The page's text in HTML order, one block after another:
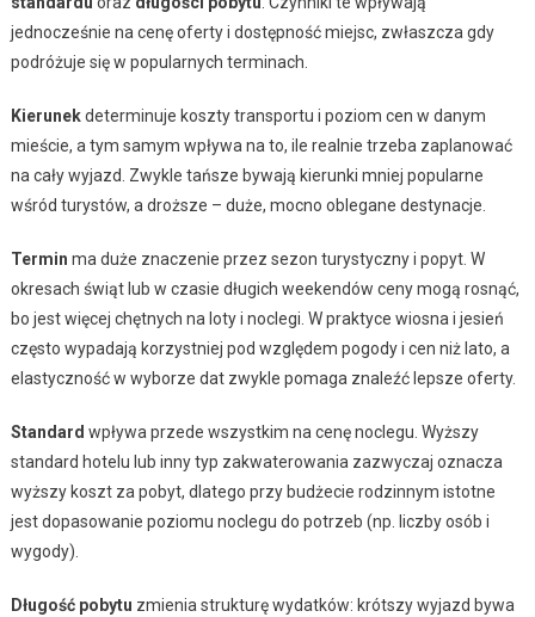
jednocześnie na cenę oferty i dostępność miejsc, zwłaszcza gdy
podróżuje się w popularnych terminach.
Kierunekdeterminuje koszty transportu i poziom cen w danym
mieście, a tym samym wpływa na to, ile realnie trzeba zaplanować
na cały wyjazd. Zwykle tańsze bywają kierunki mniej popularne
wśród turystów, a droższe – duże, mocno oblegane destynacje.
Termin ma duże znaczenie przez sezon turystyczny i popyt. W
okresach świąt lub w czasie długich weekendów ceny mogą rosnąć,
bo jest więcej chętnych na loty i noclegi. W praktyce wiosna i jesień
często wypadają korzystniej pod względem pogody i cen niż lato, a
elastyczność w wyborze dat zwykle pomaga znaleźć lepsze oferty.
Standard wpływa przede wszystkim na cenę noclegu. Wyższy
standard hotelu lub inny typ zakwaterowania zazwyczaj oznacza
wyższy koszt za pobyt, dlatego przy budżecie rodzinnym istotne
jest dopasowanie poziomu noclegu do potrzeb (np. liczby osób i
wygody).
Długość pobytu zmienia strukturę wydatków: krótszy wyjazd bywa